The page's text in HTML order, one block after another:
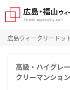
広島ウィークリードッ
高級・ハイグレ
クリーマンショ